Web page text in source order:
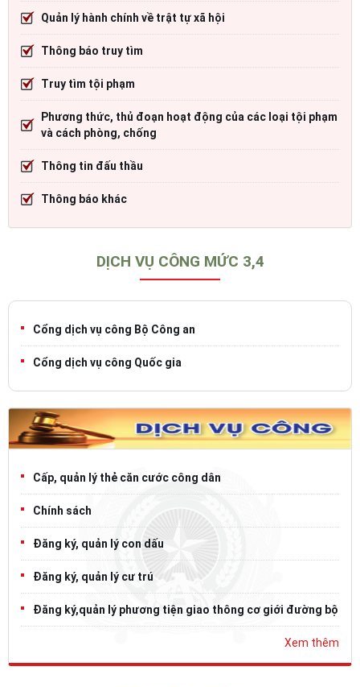
Quản lý hành chính về trật tự xã hội
Thông báo truy tìm
Truy tìm tội phạm
Phương thức, thủ đoạn hoạt động của các loại tội phạm
và cách phòng, chống
Thông tin đấu thầu
Thông báo khác
DỊCH VỤ CÔNG MỨC 3,4
Cổng dịch vụ công Bộ Công an
Cổng dịch vụ công Quốc gia
Cấp, quản lý thẻ căn cước công dân
Chính sách
Đăng ký, quản lý con dấu
Đăng ký, quản lý cư trú
Đăng ký,quản lý phương tiện giao thông cơ giới đường bộ
Xem thêm